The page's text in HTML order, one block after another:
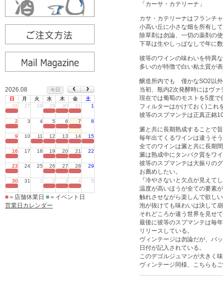
2026.08
今日
日
月 火 水 木 金
土
26
27 28 29 30 31 1
2 3 4 5 6 7 8
9 10 11 12 13 14 15
16 17 18 19 20 21 22
23 24 25 26 27 28 29
30 31 1 2 3 4 5
■ ＝店舗休業日 ■ ＝イベント日
営業日カレンダー
「カーサ・カテリーナ」
カサ・カテリーナはフランチ
小高い丘に小さな畑を所有し
除草剤は勿論、一切の薬剤の
下草は生やしっぱなしで年に
彼等のワインの味わいを特異
多いのが特徴で白い粘土質が
醸造所内でも 僅かなSO2以
当初、瓶内2次発酵時にはヴ
現在では葡萄のモストを5度
フィルターはかけておく)これ
彼等のスプマンテは正真正銘
澱と共に長期熟成することで
毎年出てくるワインは違うそ
全てのワインは澱と共に長期
澱は熟成中にタンパク質をワ
彼等のスプマンテは大振りの
お薦めしたい。
『冷やさないと欠点が見えて
温度が高いほうが全ての要素
触れさせながら楽しんで欲し
泡が抜けても味わいは決して
それどころか違う世界を見せ
最後に彼等のスプマンテは毎
リリースしている。
ヴィンテージは勿論だが、バ
日付が記入されている。
このデゴルジュマンが大きく
ヴィンテージ同様、こちらも